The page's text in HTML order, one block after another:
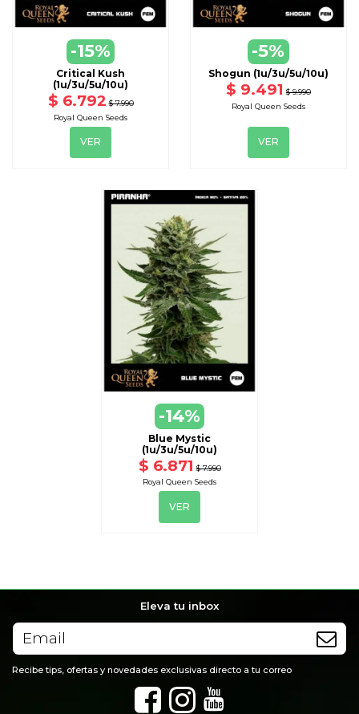
-15%
VER
CON OTRAS OPCIONES
Critical Kush
(1u/3u/5u/10u)
$ 6.792 $ 7.990
Royal Queen Seeds
VER
-5%
VER
DISPONIBLE CON OTRAS
Shogun (1u/3u/5u/10u)
$ 9.491 $ 9.990
Royal Queen Seeds
VER
-14%
VER
DISPONIBLE CON OTRAS OPCIONES
Blue Mystic
(1u/3u/5u/10u)
$ 6.871 $ 7.990
Royal Queen Seeds
VER
Eleva tu inbox
Recibe tips, ofertas y novedades exclusivas directo a tu correo